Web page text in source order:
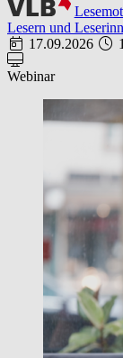
Lesern und
17.09.2026
Webinar